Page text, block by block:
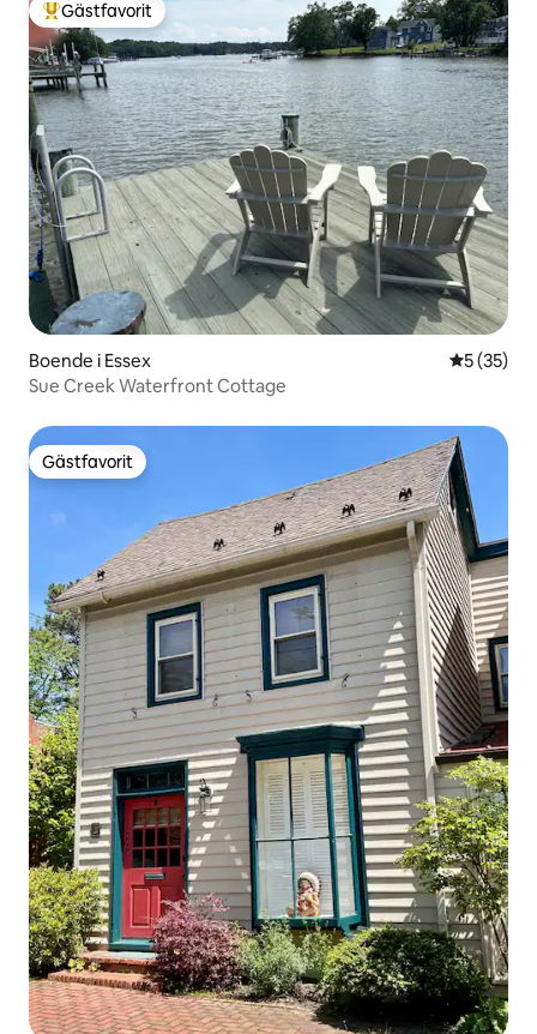
Populär gästfavorit
Gästfavorit
Boende i Essex 5 av 5 i
5 (35)
Sue Creek Waterfront Cottage
Gästfavorit
Gästfavorit